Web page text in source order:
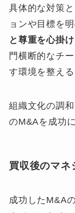
具体的な対策
ョンや目標を明
と尊重を心掛
門横断的なチ
す環境を整え
組織文化の調
のM&Aを成功
買収後のマネ
成功したM&A